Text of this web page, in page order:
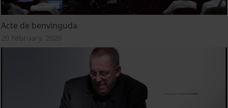
Acte de benvinguda
20 February, 2020